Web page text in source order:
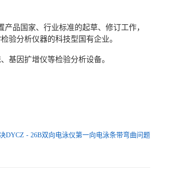
品国家、行业标准的起草、修订工作，
验分析仪器的科技型国有企业。
基因扩增仪等检验分析设备。
DYCZ - 26B双向电泳仪第一向电泳条带弯曲问题